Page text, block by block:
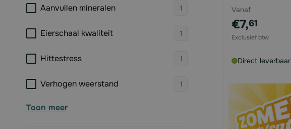
Aanvullen mineralen 1 products available
Eierschaal kwaliteit 1 products available
Hittestress 1 products available
Verhogen weerstand 1 products available
Toon meer
Vanaf
€7,61
Direct leverbaar